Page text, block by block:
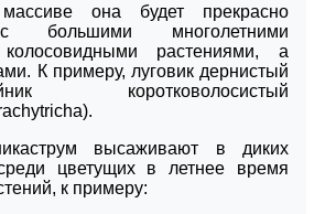
она будет прекрасно
большими многолетними
растениями, а
К примеру, луговик дернистый
высаживают в диких
цветущих в летнее время
к примеру: